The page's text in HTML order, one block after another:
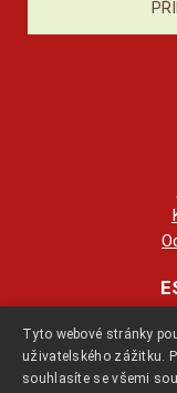
Tyto webové stránky
uživatelského zážitku.
souhlasíte se všemi